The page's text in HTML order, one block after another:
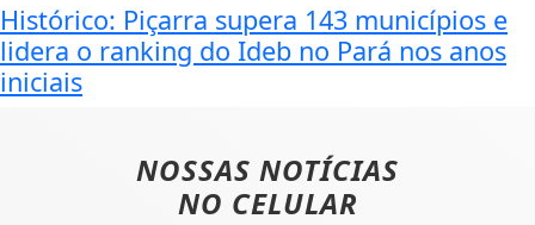
Histórico: Piçarra supera 143 municípios e
lidera o ranking do Ideb no Pará nos anos
iniciais
NOSSAS NOTÍCIAS
NO CELULAR